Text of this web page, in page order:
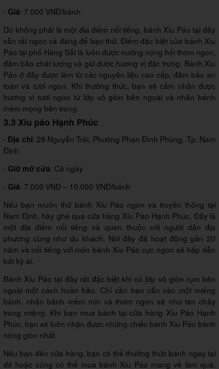
- Giá: 7.000 VNĐ/bánh
Dù không phải là một địa điểm nổi tiếng, bánh Xíu Páo tại đây
vẫn rất ngon và đáng để bạn thử. Điểm đặc biệt của bánh Xíu
Páo tại phố Hàng Sắt là luôn được nướng nóng hổi thơm ngon,
đảm bảo chất lượng và giữ được hương vị đặc trưng. Bánh Xíu
Páo ở đây được làm từ các nguyên liệu cao cấp, đảm bảo an
toàn và tươi ngon. Khi thưởng thức, bạn sẽ cảm nhận được
hương vị tươi ngon từ lớp vỏ giòn bên ngoài và nhân bánh
mềm mọng bên trong.
3.3 Xíu páo Hạnh Phúc
-Địa chỉ: 28 Nguyễn Trãi, Phường Phan Đình Phùng, Tp. Nam
Định
- Giờ mở cửa: Cả ngày
- Giá: 7.000 VNĐ – 10.000 VNĐ/bánh
Nếu bạn muốn thử bánh Xíu Páo ngon và truyền thống tại
Nam Định, hãy ghé qua cửa hàng Xíu Páo Hạnh Phúc. Đây là
một địa điểm nổi tiếng và quen thuộc với người dân địa
phương cũng như du khách. Nơi đây đã hoạt động gần 20
năm và nổi tiếng với món bánh Xíu Páo cực ngon sẽ hấp dẫn
bất kỳ ai.
Bánh Xíu Páo tại đây rất đặc biệt khi có lớp vỏ giòn rụm bên
ngoài một cách hoàn hảo. Chỉ cần bạn cắn vào một miếng
bánh, nhân bánh mềm mịn và thơm ngon sẽ như tan chảy
trong miệng. Khi bạn mua bánh tại cửa hàng Xíu Páo Hạnh
Phúc, bạn sẽ luôn nhận được những chiếc bánh Xíu Páo bánh
nóng giòn nhất.
Nếu bạn đến cửa hàng, bạn có thể thưởng thức bánh ngay tại
đó hoặc cũng có thể mua bánh Xíu Páo mang về làm quà.